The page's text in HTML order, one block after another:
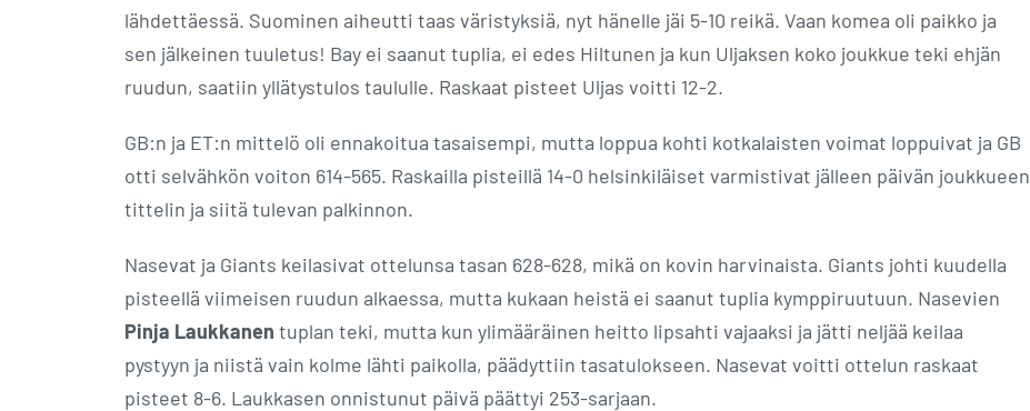
lähdettäessä. Suominen aiheutti taas väristyksiä, nyt hänelle jäi 5-10 reikä. Vaan komea oli paikko ja
sen jälkeinen tuuletus! Bay ei saanut tuplia, ei edes Hiltunen ja kun Uljaksen koko joukkue teki ehjän
ruudun, saatiin yllätystulos taululle. Raskaat pisteet Uljas voitti 12-2.
GB:n ja ET:n mittelö oli ennakoitua tasaisempi, mutta loppua kohti kotkalaisten voimat loppuivat ja GB
otti selvähkön voiton 614-565. Raskailla pisteillä 14-0 helsinkiläiset varmistivat jälleen päivän joukkueen
tittelin ja siitä tulevan palkinnon.
Nasevat ja Giants keilasivat ottelunsa tasan 628-628, mikä on kovin harvinaista. Giants johti kuudella
pisteellä viimeisen ruudun alkaessa, mutta kukaan heistä ei saanut tuplia kymppiruutuun. Nasevien
Pinja Laukkanen tuplan teki, mutta kun ylimääräinen heitto lipsahti vajaaksi ja jätti neljää keilaa
pystyyn ja niistä vain kolme lähti paikolla, päädyttiin tasatulokseen. Nasevat voitti ottelun raskaat
pisteet 8-6. Laukkasen onnistunut päivä päättyi 253-sarjaan.